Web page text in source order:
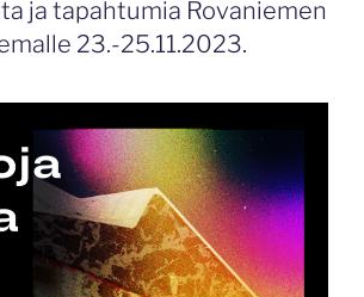
ja tapahtumia Rovaniemen
23.-25.11.2023.